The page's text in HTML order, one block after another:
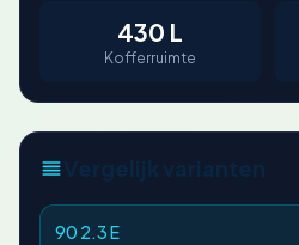
430 L
Kofferruimte
90 2.3 E